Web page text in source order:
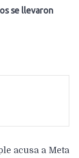
se llevaron
acusa a Meta